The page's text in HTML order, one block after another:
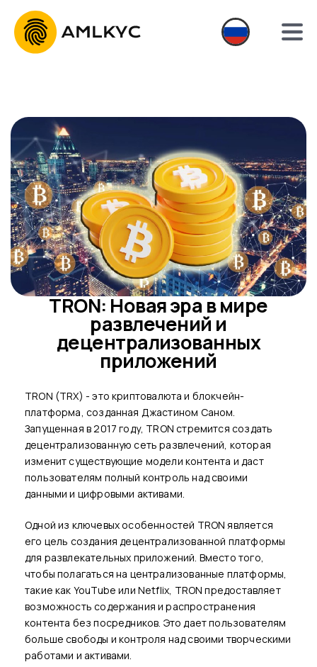
TRON: Новая эра в мире
развлечений и
децентрализованных
приложений
TRON (TRX) - это криптовалюта и блокчейн-
платформа, созданная Джастином Саном.
Запущенная в 2017 году, TRON стремится создать
децентрализованную сеть развлечений, которая
изменит существующие модели контента и даст
пользователям полный контроль над своими
данными и цифровыми активами.
Одной из ключевых особенностей TRON является
его цель создания децентрализованной платформы
для развлекательных приложений. Вместо того,
чтобы полагаться на централизованные платформы,
такие как YouTube или Netflix, TRON предоставляет
возможность содержания и распространения
контента без посредников. Это дает пользователям
больше свободы и контроля над своими творческими
работами и активами.